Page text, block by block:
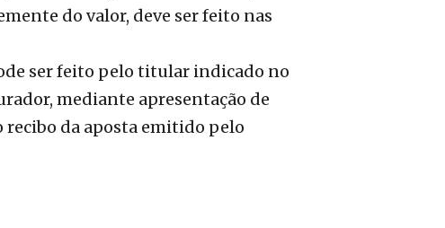
do valor, deve ser feito nas
ser feito pelo titular indicado no
mediante apresentação de
recibo da aposta emitido pelo